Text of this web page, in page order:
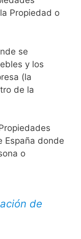
Propiedad o
se
y los
(la
de la
España donde
o
de